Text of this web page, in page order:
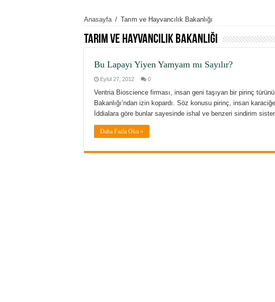
Anasayfa / Tarım ve Hayvancılık Bakanlığı
Tarım ve Hayvancılık Bakanlığı
Bu Lapayı Yiyen Yamyam mı Sayılır?
Eylül 27, 2012 0
Ventria Bioscience firması, insan geni taşıyan bir pirinç
Bakanlığı’ndan izin kopardı. Söz konusu pirinç, insan
İddialara göre bunlar sayesinde ishal ve benzeri sindirim
Daha Fazla Oku »